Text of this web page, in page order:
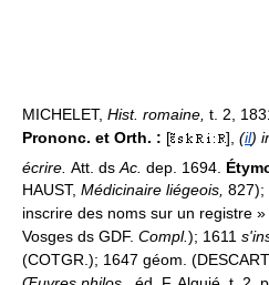
MICHELET, Hist. romaine, t. 2,
Prononc. et Orth. : [ ], (il)
écrire. Att. ds Ac. dep. 1694.
HAUST, Médicinaire liégeois, 827);
inscrire des noms sur un registre
Vosges ds GDF. Compl.); 1611
(COTGR.); 1647 géom.